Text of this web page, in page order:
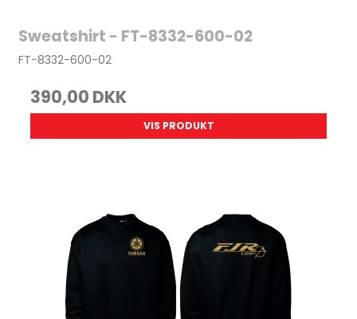
Sweatshirt - FT-8332-600-02
FT-8332-600-02
390,00 DKK
VIS PRODUKT